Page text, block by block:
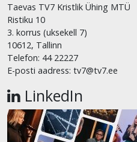
Taevas TV7 Kristlik Ühing MTÜ
Ristiku 10
3. korrus (uksekell 7)
10612, Tallinn
Telefon: 44 22227
E-posti aadress: tv7@tv7.ee
LinkedIn